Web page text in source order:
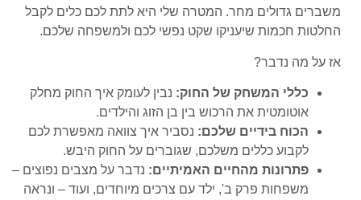
משברים גדולים מחר. המטרה שלי היא לתת לכם כלים לקבל
החלטות חכמות שיעניקו שקט נפשי לכם ולמשפחה שלכם.
אז על מה נדבר?
כללי המשחק של החוק: נבין לעומק איך החוק מחלק
אוטומטית את הרכוש בין בן הזוג והילדים.
הכוח בידיים שלכם: נסביר איך צוואה מאפשרת לכם
לקבוע כללים משלכם, שגוברים על החוק היבש.
פתרונות מהחיים האמיתיים: נדבר על מצבים נפוצים –
משפחות פרק ב', ילד עם צרכים מיוחדים, ועוד – ונראה